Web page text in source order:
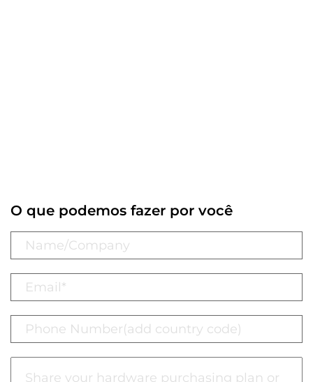
O que podemos fazer por você